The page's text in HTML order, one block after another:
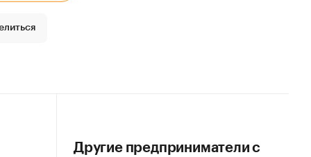
Другие предприниматели с